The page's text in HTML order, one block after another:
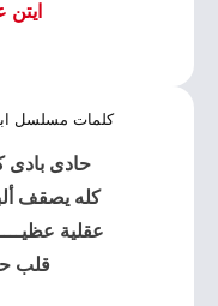
ايتن
كلمات مسلسل
حادى بادى
كله يصقف ألبن
عقلية
قلب